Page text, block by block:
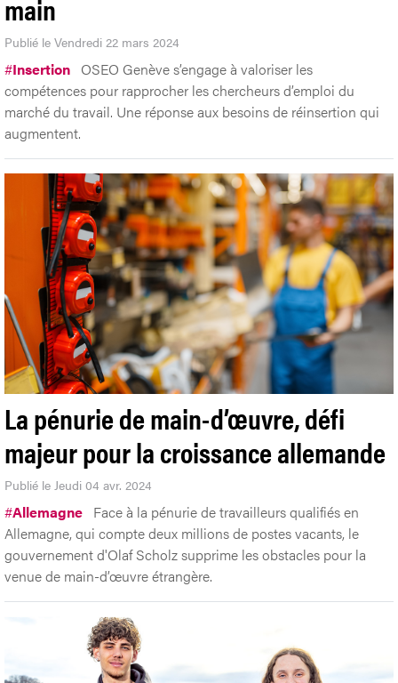
main
Publié le Vendredi 22 mars 2024
#Insertion OSEO Genève s’engage à valoriser les
compétences pour rapprocher les chercheurs d’emploi du
marché du travail. Une réponse aux besoins de réinsertion qui
augmentent.
La pénurie de main-d’œuvre, défi
majeur pour la croissance allemande
Publié le Jeudi 04 avr. 2024
#Allemagne Face à la pénurie de travailleurs qualifiés en
Allemagne, qui compte deux millions de postes vacants, le
gouvernement d'Olaf Scholz supprime les obstacles pour la
venue de main-d’œuvre étrangère.